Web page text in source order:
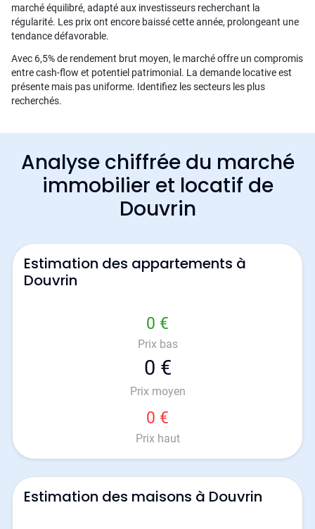
marché équilibré, adapté aux investisseurs recherchant la
régularité. Les prix ont encore baissé cette année, prolongeant une
tendance défavorable.
Avec 6,5% de rendement brut moyen, le marché offre un compromis
entre cash-flow et potentiel patrimonial. La demande locative est
présente mais pas uniforme. Identifiez les secteurs les plus
recherchés.
Analyse chiffrée du marché
immobilier et locatif de
Douvrin
Estimation des appartements à
Douvrin
0 €
Prix bas
0 €
Prix moyen
0 €
Prix haut
Estimation des maisons à Douvrin